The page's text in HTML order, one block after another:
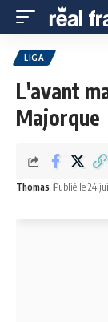
LIGA
L'avant
Majorque
Thomas Publié le 24